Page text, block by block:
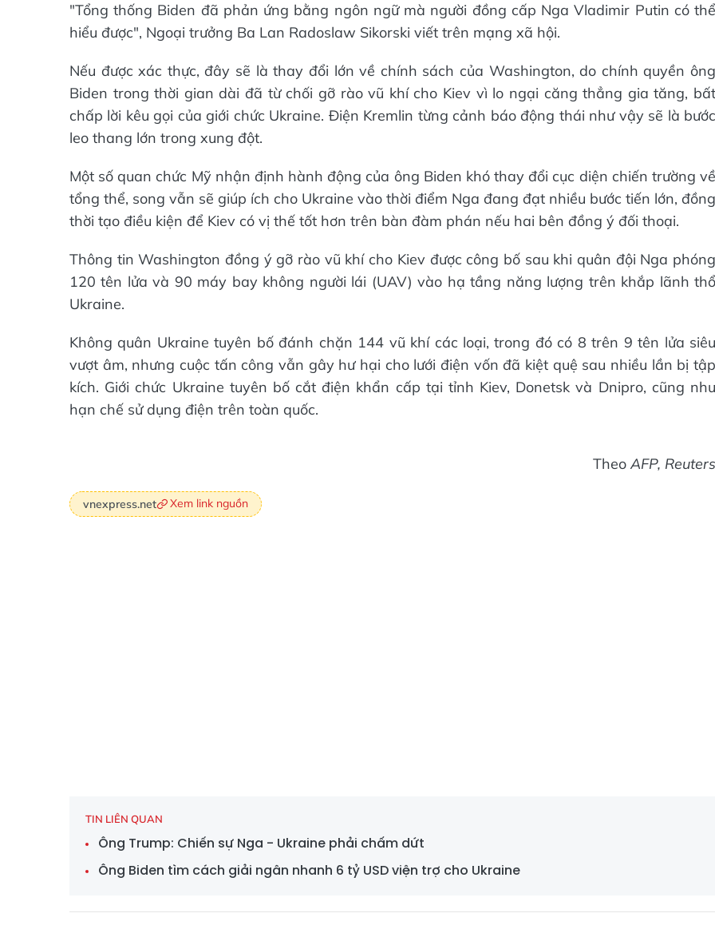
"Tổng thống Biden đã phản ứng bằng ngôn ngữ mà người đồng cấp Nga Vladimir Putin có thể
hiểu được", Ngoại trưởng Ba Lan Radoslaw Sikorski viết trên mạng xã hội.
Nếu được xác thực, đây sẽ là thay đổi lớn về chính sách của Washington, do chính quyền ông
Biden trong thời gian dài đã từ chối gỡ rào vũ khí cho Kiev vì lo ngại căng thẳng gia tăng, bất
chấp lời kêu gọi của giới chức Ukraine. Điện Kremlin từng cảnh báo động thái như vậy sẽ là bước
leo thang lớn trong xung đột.
Một số quan chức Mỹ nhận định hành động của ông Biden khó thay đổi cục diện chiến trường về
tổng thể, song vẫn sẽ giúp ích cho Ukraine vào thời điểm Nga đang đạt nhiều bước tiến lớn, đồng
thời tạo điều kiện để Kiev có vị thế tốt hơn trên bàn đàm phán nếu hai bên đồng ý đối thoại.
Thông tin Washington đồng ý gỡ rào vũ khí cho Kiev được công bố sau khi quân đội Nga phóng
120 tên lửa và 90 máy bay không người lái (UAV) vào hạ tầng năng lượng trên khắp lãnh thổ
Ukraine.
Không quân Ukraine tuyên bố đánh chặn 144 vũ khí các loại, trong đó có 8 trên 9 tên lửa siêu
vượt âm, nhưng cuộc tấn công vẫn gây hư hại cho lưới điện vốn đã kiệt quệ sau nhiều lần bị tập
kích. Giới chức Ukraine tuyên bố cắt điện khẩn cấp tại tỉnh Kiev, Donetsk và Dnipro, cũng như
hạn chế sử dụng điện trên toàn quốc.
TheoAFP, Reuters
vnexpress.net Xem link nguồn
TIN LIÊN QUAN
Ông Trump: Chiến sự Nga - Ukraine phải chấm dứt
Ông Biden tìm cách giải ngân nhanh 6 tỷ USD viện trợ cho Ukraine